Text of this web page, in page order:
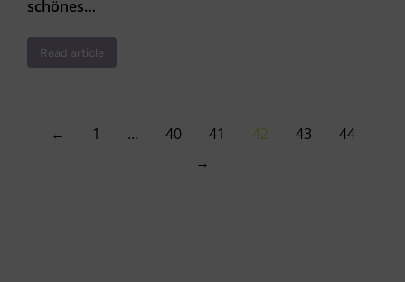
schönes…
Read article
← 1 … 40 41 42 43
44
→